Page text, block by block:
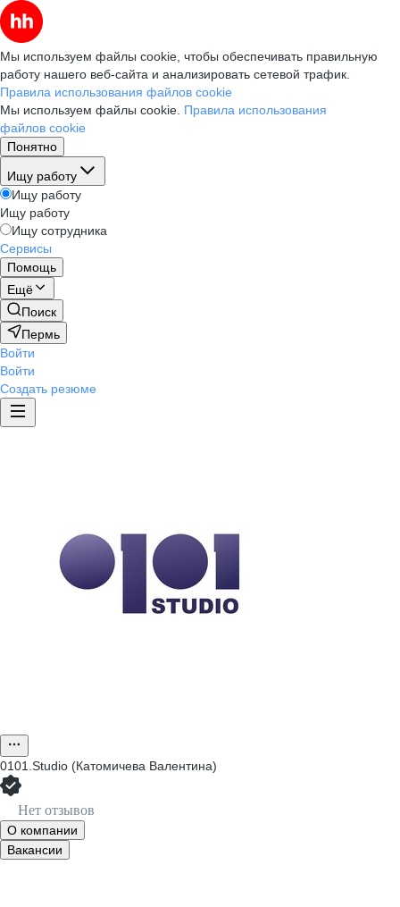
Мы используем файлы cookie, чтобы обеспечивать правильную
работу нашего веб-сайта и анализировать сетевой трафик.
Правила использования файлов cookie
Мы используем файлы cookie. Правила использования
файлов cookie
Понятно
Ищу работу
Ищу работу
Ищу работу
Ищу сотрудника
Сервисы
Помощь
Ещё
Поиск
Пермь
Войти
Войти
Создать резюме
0101.Studio (Катомичева Валентина)
Нет отзывов
О компании
Вакансии